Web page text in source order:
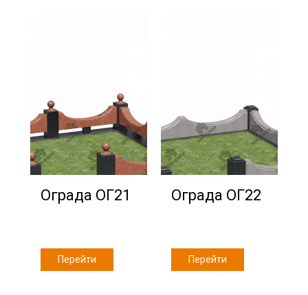
Ограда ОГ21
Перейти
Ограда ОГ22
Перейти